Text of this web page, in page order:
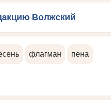
Волжский
флагман пена